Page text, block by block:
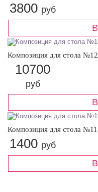
3800 руб
Композиция для стола №12
10700
руб
Композиция для стола №11
1400 руб